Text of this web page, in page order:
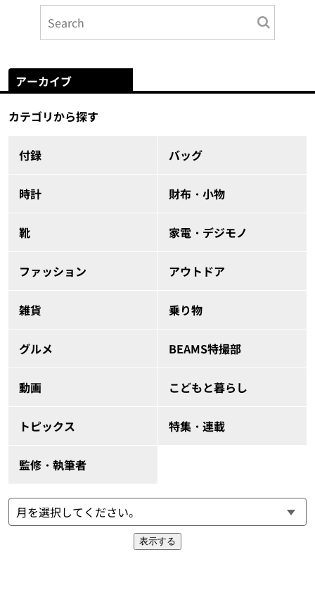
アーカイブ
カテゴリから探す
付録 バッグ
時計 財布・小物
靴 家電・デジモノ
ファッション アウトドア
雑貨 乗り物
グルメ BEAMS特撮部
動画 こどもと暮らし
トピックス 特集・連載
監修・執筆者
表示する